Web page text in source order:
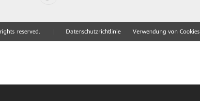
reserved. Datenschutzrichtlinie Verwendung von Cookies